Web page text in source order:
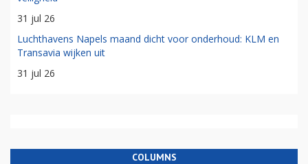
31 jul 26
Luchthavens Napels maand dicht voor onderhoud: KLM en
Transavia wijken uit
31 jul 26
COLUMNS